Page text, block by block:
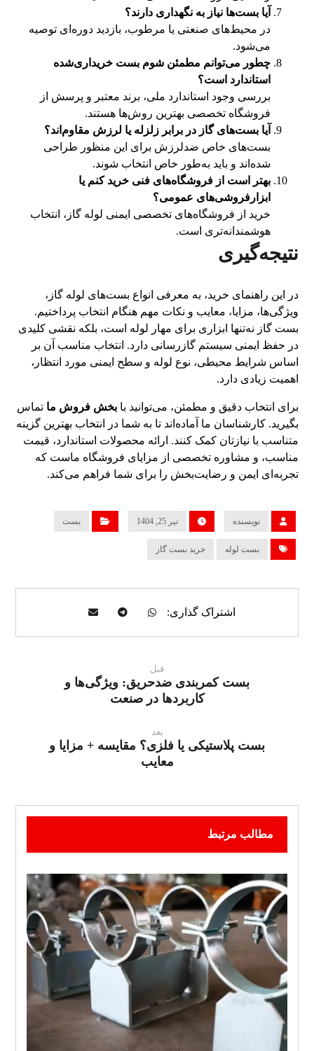
آیا بست‌ها نیاز به نگهداری دارند؟
در محیط‌های صنعتی یا مرطوب، بازدید دوره‌ای توصیه
می‌شود.
چطور می‌توانم مطمئن شوم بست خریداری‌شده
استاندارد است؟
بررسی وجود استاندارد ملی، برند معتبر و پرسش از
فروشگاه تخصصی بهترین روش‌ها هستند.
آیا بست‌های گاز در برابر زلزله یا لرزش مقاوم‌اند؟
بست‌های خاص ضدلرزش برای این منظور طراحی
شده‌اند و باید به‌طور خاص انتخاب شوند.
بهتر است از فروشگاه‌های فنی خرید کنم یا
ابزارفروشی‌های عمومی؟
خرید از فروشگاه‌های تخصصی ایمنی لوله گاز، انتخاب
هوشمندانه‌تری است.
نتیجه‌گیری
در این راهنمای خرید، به معرفی انواع بست‌های لوله گاز،
ویژگی‌ها، مزایا، معایب و نکات مهم هنگام انتخاب پرداختیم.
بست گاز نه‌تنها ابزاری برای مهار لوله است، بلکه نقشی کلیدی
در حفظ ایمنی سیستم گازرسانی دارد. انتخاب مناسب آن بر
اساس شرایط محیطی، نوع لوله و سطح ایمنی مورد انتظار،
اهمیت زیادی دارد.
برای انتخاب دقیق و مطمئن، می‌توانید بابخش فروش ما تماس
بگیرید. کارشناسان ما آماده‌اند تا به شما در انتخاب بهترین گزینه
متناسب با نیازتان کمک کنند. ارائه محصولات استاندارد، قیمت
مناسب، و مشاوره تخصصی از مزایای فروشگاه ماست که
تجربه‌ای ایمن و رضایت‌بخش را برای شما فراهم می‌کند.
نویسنده تیر 25, 1404 بست
بست لوله خرید بست گاز
قبل
بست کمربندی ضدحریق: ویژگی‌ها و
کاربردها در صنعت
بعد
بست پلاستیکی یا فلزی؟ مقایسه + مزایا و
معایب
مطالب مرتبط